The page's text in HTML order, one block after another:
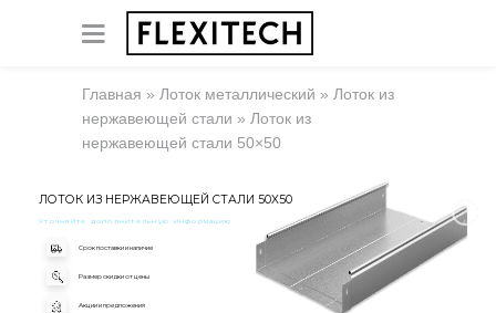
Главная » Лоток металлический » Лоток из
нержавеющей стали » Лоток из
нержавеющей стали 50×50
ЛОТОК ИЗ НЕРЖАВЕЮЩЕЙ СТАЛИ 50X50
Уточняйте дополнительную информацию
Срок поставки и наличие
Размер скидки от цены
Акции и предложения